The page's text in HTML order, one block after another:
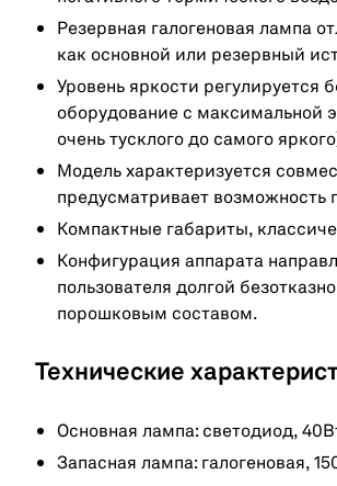
Резервная галогеновая лампа
как основной или резервный
Уровень яркости регулируется
оборудование с максимальной
очень тусклого до самого
Модель характеризуется
предусматривает возможность
Компактные габариты,
Конфигурация аппарата
пользователя долгой
порошковым составом.
Технические
Основная лампа: светодиод,
Запасная лампа: галогеновая,